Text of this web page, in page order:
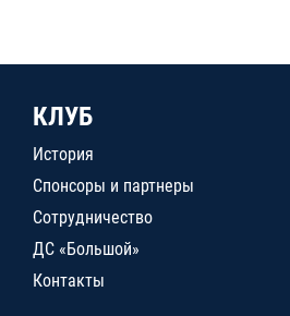
КЛУБ
История
Спонсоры и партнеры
Сотрудничество
ДС «Большой»
Контакты